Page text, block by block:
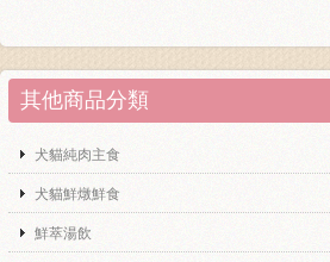
其他商品分類
犬貓純肉主食
犬貓鮮燉鮮食
鮮萃湯飲